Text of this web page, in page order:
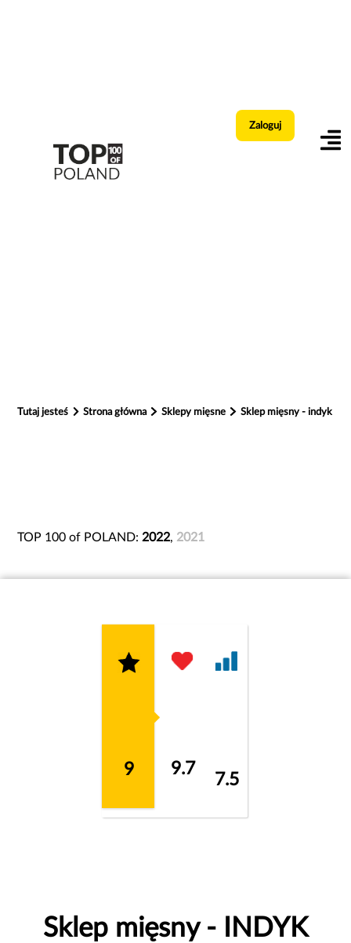
Zaloguj
Tutaj jesteś Strona główna Sklepy mięsne Sklep mięsny - indyk
TOP 100 of POLAND: 2022, 2021
9 9.7
7.5
Sklep mięsny - INDYK